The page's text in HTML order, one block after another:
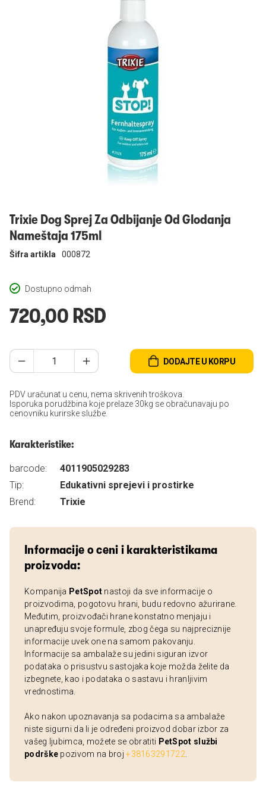
Trixie Dog Sprej Za Odbijanje Od Glodanja
Nameštaja 175ml
Dostupno odmah
Šifra artikla 000872
720,00 RSD
DODAJTE U KORPU
PDV uračunat u cenu, nema skrivenih troškova.
Isporuka porudžbina koje prelaze 30kg se obračunavaju po
cenovniku kurirske službe.
Karakteristike:
barcode:
4011905029283
Tip:
Edukativni sprejevi i prostirke
Brend:
Trixie
Informacije o ceni i karakteristikama
proizvoda:
Kompanija PetSpot nastoji da sve informacije o
proizvodima, pogotovu hrani, budu redovno ažurirane.
Međutim, proizvođači hrane konstatno menjaju i
unapređuju svoje formule, zbog čega su najpreciznije
informacije uvek one na samom pakovanju.
Informacije sa ambalaže su jedini siguran izvor
podataka o prisustvu sastojaka koje možda želite da
izbegnete, kao i podataka o sastavu i hranljivim
vrednostima.
Ako nakon upoznavanja sa podacima sa ambalaže
niste sigurni da li je određeni proizvod dobar izbor za
vašeg ljubimca, možete se obratiti PetSpot službi
podrške pozivom na broj+38163291722